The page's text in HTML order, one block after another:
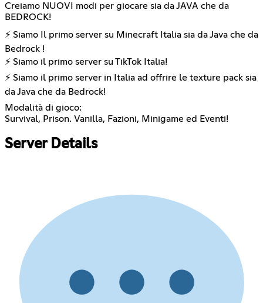
Creiamo NUOVI modi per giocare sia da JAVA che da
BEDROCK!
⚡ Siamo Il primo server su Minecraft Italia sia da Java che da
Bedrock !
⚡ Siamo il primo server su TikTok Italia!
⚡ Siamo il primo server in Italia ad offrire le texture pack sia
da Java che da Bedrock!
Modalità di gioco:
Survival, Prison. Vanilla, Fazioni, Minigame ed Eventi!
Server Details